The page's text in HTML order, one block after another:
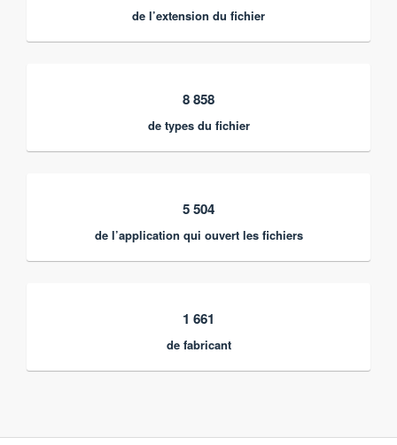
de l’extension du fichier
8 858
de types du fichier
5 504
de l’application qui ouvert les fichiers
1 661
de fabricant